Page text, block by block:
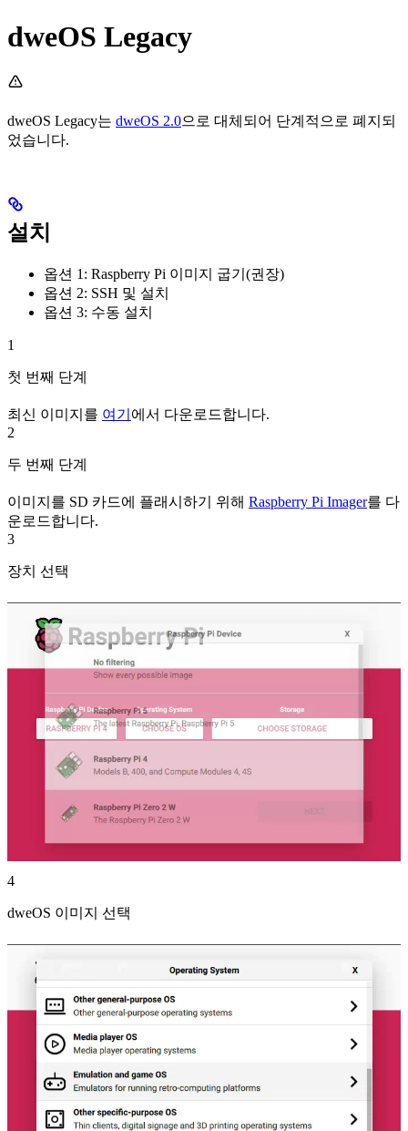
dweOS Legacy
dweOS Legacy는 dweOS 2.0으로 대체되어 단계적으로 폐지되
었습니다.
설치
옵션 1: Raspberry Pi 이미지 굽기(권장)
옵션 2: SSH 및 설치
옵션 3: 수동 설치
1
첫 번째 단계
최신 이미지를 여기 에서 다운로드합니다.
2
두 번째 단계
이미지를 SD 카드에 플래시하기 위해 Raspberry Pi Imager를 다
운로드합니다.
3
장치 선택
4
dweOS 이미지 선택